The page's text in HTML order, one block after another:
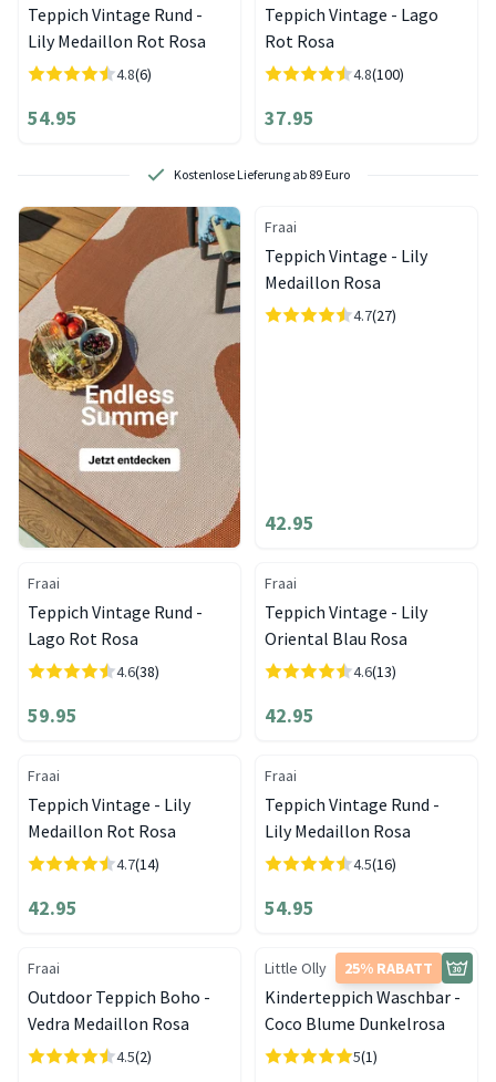
Teppich Vintage Rund -
Lily Medaillon Rot Rosa
4.8(6)
54.95
Teppich Vintage - Lago
Rot Rosa
4.8(100)
37.95
Kostenlose Lieferung ab 89 Euro
Fraai
Teppich Vintage - Lily
Medaillon Rosa
4.7(27)
42.95
Fraai
Teppich Vintage Rund -
Lago Rot Rosa
4.6(38)
59.95
Fraai
Teppich Vintage - Lily
Oriental Blau Rosa
4.6(13)
42.95
Fraai
Teppich Vintage - Lily
Medaillon Rot Rosa
4.7(14)
42.95
Fraai
Teppich Vintage Rund -
Lily Medaillon Rosa
4.5(16)
54.95
Fraai
Outdoor Teppich Boho -
Vedra Medaillon Rosa
4.5(2)
25% RABATT
Little Olly
Kinderteppich Waschbar -
Coco Blume Dunkelrosa
5(1)